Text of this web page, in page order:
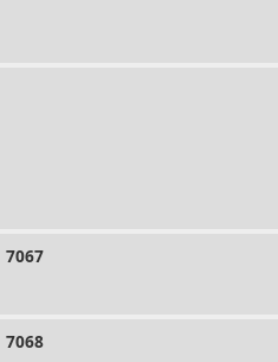
7067
7068